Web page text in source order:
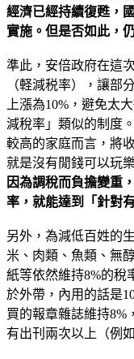
經濟已經持續復甦，
實施。但是否如此，
準此，安倍政府在這
（軽減税率），讓部
上漲為10%，避免太
減稅率」類似的制度
較高的家庭而言，將
就是沒有閒錢可以玩
因為調稅而負擔變重
率，就能達到「針對
另外，為減低百姓的
米、肉類、魚類、無
紙等依然維持8%的稅
於外帶，內用的話是
買的報章雜誌維持8%
有出刊兩次以上（例